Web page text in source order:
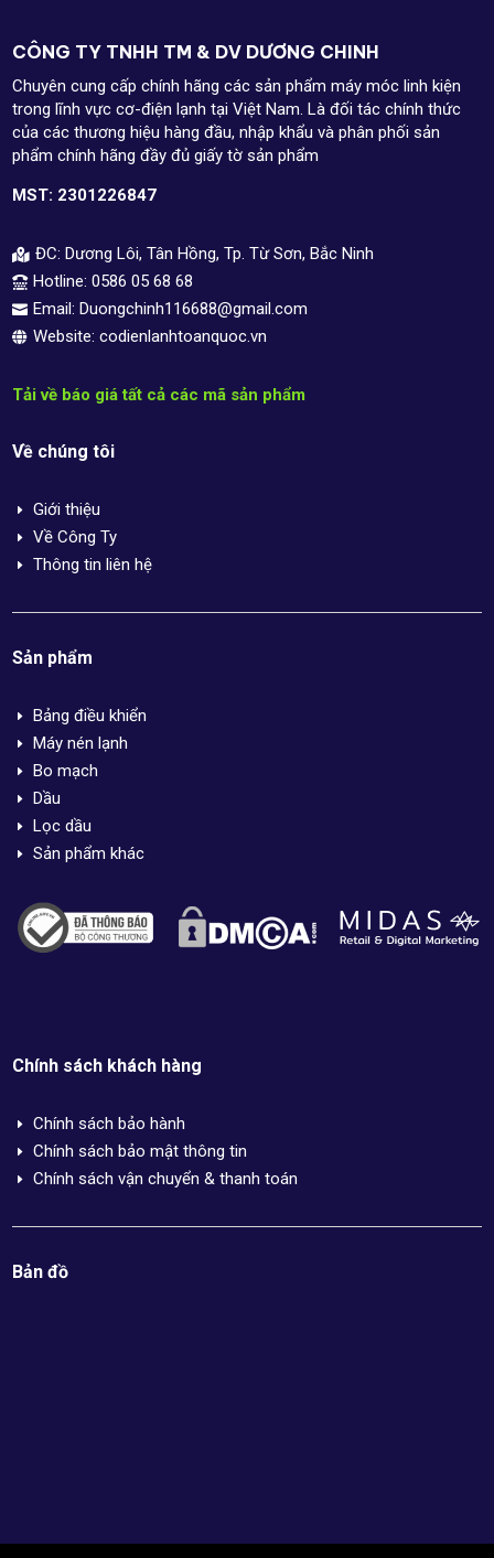
CÔNG TY TNHH TM & DV DƯƠNG CHINH
Chuyên cung cấp chính hãng các sản phẩm máy móc linh kiện
trong lĩnh vực cơ-điện lạnh tại Việt Nam. Là đối tác chính thức
của các thương hiệu hàng đầu, nhập khẩu và phân phối sản
phẩm chính hãng đầy đủ giấy tờ sản phẩm
MST: 2301226847
 ĐC: Dương Lôi, Tân Hồng, Tp. Từ Sơn, Bắc Ninh
 Hotline: 0586 05 68 68
 Email: Duongchinh116688@gmail.com
 Website: codienlanhtoanquoc.vn
Tải về báo giá tất cả các mã sản phẩm
Về chúng tôi
E Giới thiệu
E Về Công Ty
E Thông tin liên hệ
Sản phẩm
E Bảng điều khiển
E Máy nén lạnh
E Bo mạch
E Dầu
E Lọc dầu
E Sản phẩm khác
Chính sách khách hàng
E Chính sách bảo hành
E Chính sách bảo mật thông tin
E Chính sách vận chuyển & thanh toán
Bản đồ